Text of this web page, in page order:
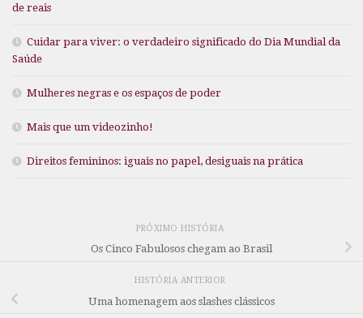
de reais
Cuidar para viver: o verdadeiro significado do Dia Mundial da
Saúde
Mulheres negras e os espaços de poder
Mais que um videozinho!
Direitos femininos: iguais no papel, desiguais na prática
PRÓXIMO HISTÓRIA
Os Cinco Fabulosos chegam ao Brasil
HISTÓRIA ANTERIOR
Uma homenagem aos slashes clássicos